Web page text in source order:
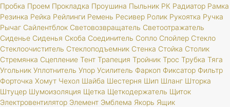
Пробка Проем Прокладка Проушина Пыльник РК Радиатор Рамка
Резинка Рейка Рейлинги Ремень Ресивер Ролик Рукоятка Ручка
Рычаг Сайлентблок Световозвращатель Светоотражатель
Сиденье Сиденья Скоба Соединитель Сопло Спойлер Стекло
Стеклоочиститель Стеклоподъемник Стенка Стойка Столик
Стремянка Сцепление Тент Трапеция Тройник Трос Трубка Тяга
Угольник Уплотнитель Упор Усилитель Фаркоп Фиксатор Фильтр
Форточка Хомут Чехол Шайба Шестерня Шип Шланг Шторка
Штуцер Шумоизоляция Щетка Щеткодержатель Щиток
Электровентилятор Элемент Эмблема Якорь Ящик